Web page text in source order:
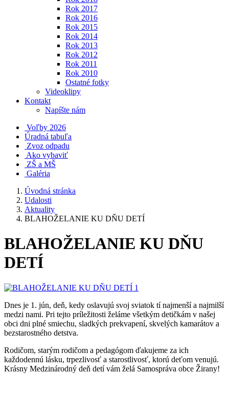
Rok 2017
Rok 2016
Rok 2015
Rok 2014
Rok 2013
Rok 2012
Rok 2011
Rok 2010
Ostatné fotky
Videoklipy
Kontakt
Napíšte nám
Voľby 2026
Úradná tabuľa
Zvoz odpadu
Ako vybaviť
ZŠ a MŠ
Galéria
Úvodná stránka
Udalosti
Aktuality
BLAHOŽELANIE KU DŇU DETÍ
BLAHOŽELANIE KU DŇU
DETÍ
Dnes je 1. jún, deň, kedy oslavujú svoj sviatok tí najmenší a najmilší
medzi nami. Pri tejto príležitosti želáme všetkým detičkám v našej
obci dni plné smiechu, sladkých prekvapení, skvelých kamarátov a
bezstarostného detstva.
Rodičom, starým rodičom a pedagógom ďakujeme za ich
každodennú lásku, trpezlivosť a starostlivosť, ktorú deťom venujú.
Krásny Medzinárodný deň detí vám želá Samospráva obce Žirany!